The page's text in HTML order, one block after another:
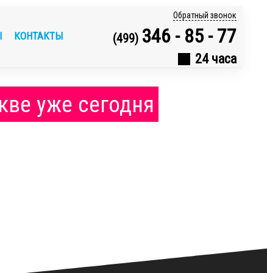
Обратный звонок
(499) 346 - 85 - 77
24 часа
КОНТАКТЫ
уже сегодня